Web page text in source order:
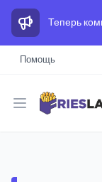
Помощь
Open menu